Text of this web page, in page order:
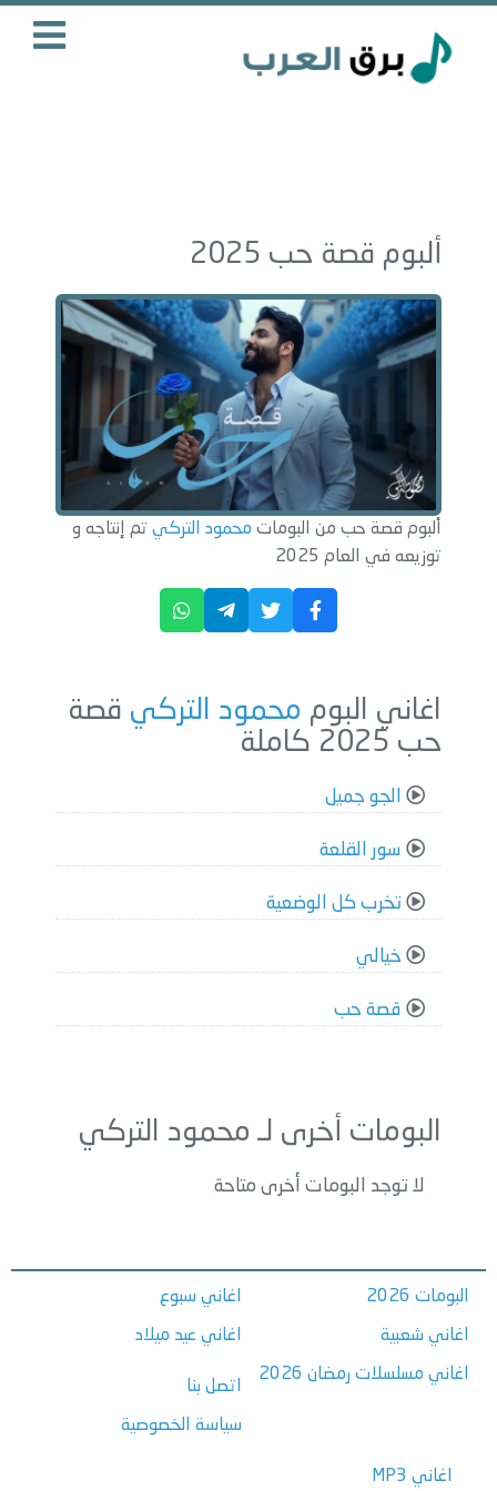
ألبوم قصة حب 2025
ألبوم قصة حب من البومات محمود التركي تم إنتاجه و
توزيعه في العام 2025
اغاني البوم محمود التركي قصة
حب 2025 كاملة
الجو جميل
سور القلعة
تخرب كل الوضعية
خيالي
قصة حب
البومات أخرى لـ محمود التركي
لا توجد البومات أخرى متاحة
البومات 2026
اغاني شعبية
اغاني مسلسلات رمضان 2026
اغاني سبوع
اغاني عيد ميلاد
اتصل بنا
سياسة الخصوصية
اغاني MP3